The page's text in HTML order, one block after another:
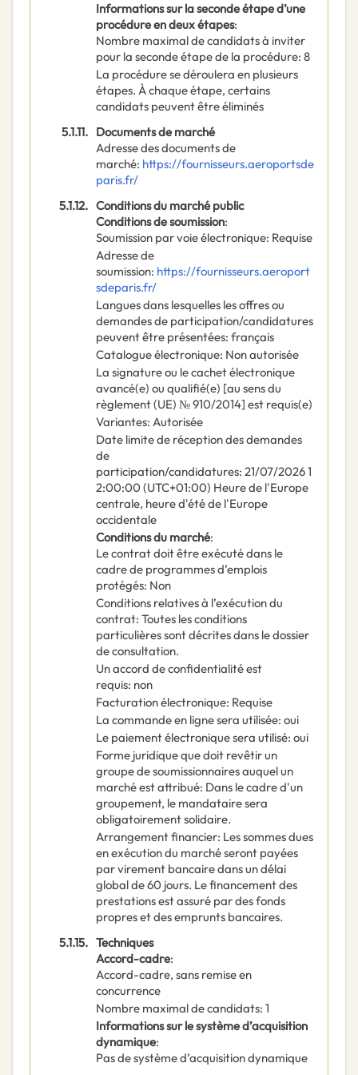
Informations sur la seconde étape d’une
procédure en deux étapes:
Nombre maximal de candidats à inviter
pour la seconde étape de la procédure: 8
La procédure se déroulera en plusieurs
étapes. À chaque étape, certains
candidats peuvent être éliminés
5.1.11. Documents de marché
Adresse des documents de
marché: https://fournisseurs.aeroportsde
paris.fr/
5.1.12. Conditions du marché public
Conditions de soumission:
Soumission par voie électronique: Requise
Adresse de
soumission: https://fournisseurs.aeroport
sdeparis.fr/
Langues dans lesquelles les offres ou
demandes de participation/candidatures
peuvent être présentées: français
Catalogue électronique: Non autorisée
La signature ou le cachet électronique
avancé(e) ou qualifié(e) [au sens du
règlement (UE) № 910/2014] est requis(e)
Variantes: Autorisée
Date limite de réception des demandes
de
participation/candidatures: 21/07/20261
2:00:00 (UTC+01:00) Heure de l'Europe
centrale, heure d'été de l'Europe
occidentale
Conditions du marché:
Le contrat doit être exécuté dans le
cadre de programmes d’emplois
protégés: Non
Conditions relatives à l’exécution du
contrat: Toutes les conditions
particulières sont décrites dans le dossier
de consultation.
Un accord de confidentialité est
requis: non
Facturation électronique: Requise
La commande en ligne sera utilisée: oui
Le paiement électronique sera utilisé: oui
Forme juridique que doit revêtir un
groupe de soumissionnaires auquel un
marché est attribué: Dans le cadre d'un
groupement, le mandataire sera
obligatoirement solidaire.
Arrangement financier: Les sommes dues
en exécution du marché seront payées
par virement bancaire dans un délai
global de 60 jours. Le financement des
prestations est assuré par des fonds
propres et des emprunts bancaires.
5.1.15. Techniques
Accord-cadre:
Accord-cadre, sans remise en
concurrence
Nombre maximal de candidats: 1
Informations sur le système d’acquisition
dynamique:
Pas de système d’acquisition dynamique